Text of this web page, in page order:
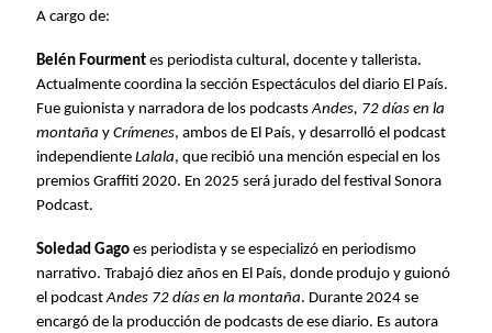
A cargo de:
Belén Fourment es periodista cultural, docente y tallerista.
Actualmente coordina la sección Espectáculos del diario El País.
Fue guionista y narradora de los podcastsAndes, 72 días en la
montaña y Crímenes, ambos de El País, y desarrolló el podcast
independiente Lalala, que recibió una mención especial en los
premios Graffiti 2020. En 2025 será jurado del festival Sonora
Podcast.
Soledad Gago es periodista y se especializó en periodismo
narrativo. Trabajó diez años en El País, donde produjo y guionó
el podcastAndes 72 días en la montaña. Durante 2024 se
encargó de la producción de podcasts de ese diario. Es autora